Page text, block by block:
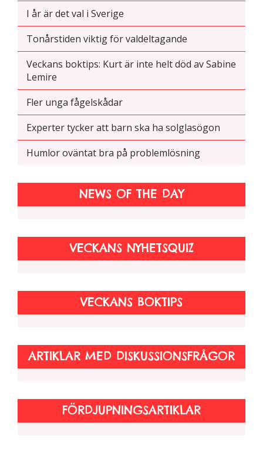
I år är det val i Sverige
Tonårstiden viktig för valdeltagande
Veckans boktips: Kurt är inte helt död av Sabine
Lemire
Fler unga fågelskådar
Experter tycker att barn ska ha solglasögon
Humlor oväntat bra på problemlösning
NEWS OF THE DAY
VECKANS NYHETSQUIZ
VECKANS BOKTIPS
ARTIKLAR MED DISKUSSIONSFRÅGOR
FÖRDJUPNINGSARTIKLAR
Marknadsföring
med dig av dina
beteende när du
surfar ökar du
chansen att få se
personligt
anpassat innehåll
och erbjudanden.